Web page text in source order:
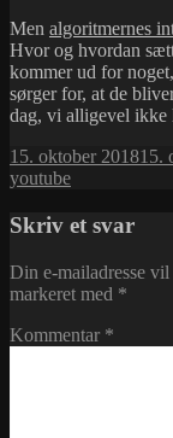
Men algoritmernes
Hvor og hvordan
kommer ud for
sørger for, at de
dag, vi alligevel
Udgivet
i
15. oktober 201815.
youtube
Skriv et svar
Din e-mailadresse
markeret med *
Kommentar *